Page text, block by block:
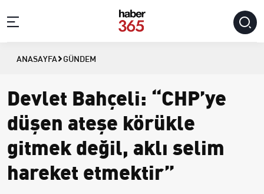
ANASAYFA GÜNDEM
Devlet Bahçeli: “CHP’ye
düşen ateşe körükle
gitmek değil, aklı selim
hareket etmektir”